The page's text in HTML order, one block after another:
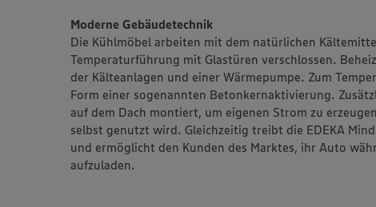
Moderne Gebäudetechnik
Die Kühlmöbel arbeiten mit dem natürlichen
Temperaturführung mit Glastüren verschlossen.
der Kälteanlagen und einer Wärmepumpe. Zum
Form einer sogenannten Betonkernaktivierung.
auf dem Dach montiert, um eigenen Strom zu
selbst genutzt wird. Gleichzeitig treibt die EDEKA
und ermöglicht den Kunden des Marktes, ihr Auto
aufzuladen.